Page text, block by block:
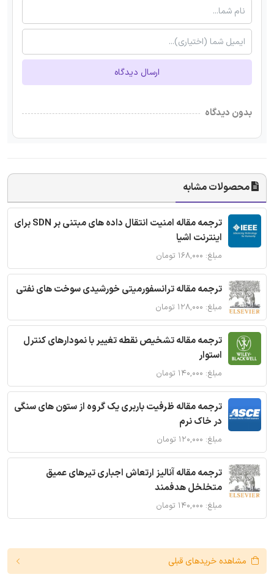
ارسال دیدگاه
بدون دیدگاه
محصولات مشابه
ترجمه مقاله امنیت انتقال داده های مبتنی بر SDN برای
اینترنت اشیا
مبلغ: ۱۶۸,۰۰۰ تومان
ترجمه مقاله ترانسفورمیتی خورشیدی سوخت های نفتی
مبلغ: ۱۲۸,۰۰۰ تومان
ترجمه مقاله تشخیص نقطه تغییر با نمودارهای کنترل
استوار
مبلغ: ۱۴۰,۰۰۰ تومان
ترجمه مقاله ظرفیت باربری یک گروه از ستون های سنگی
در خاک نرم
مبلغ: ۱۲۰,۰۰۰ تومان
ترجمه مقاله آنالیز ارتعاش اجباری تیرهای عمیق
متخلخل هدفمند
مبلغ: ۱۴۰,۰۰۰ تومان
مشاهده خریدهای قبلی